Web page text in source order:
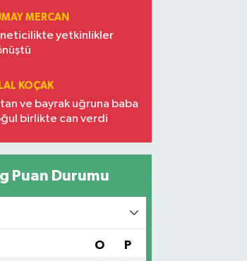
yükselen gücü
MERCAN
yetkinlikler
KOÇAK
ve bayrak uğruna baba
birlikte can verdi
Puan Durumu
O P